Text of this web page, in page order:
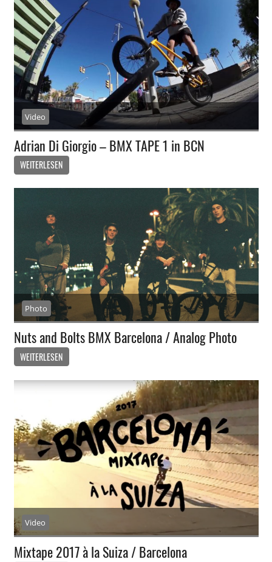
Video
Adrian Di Giorgio – BMX TAPE 1 in BCN
WEITERLESEN
Photo
Nuts and Bolts BMX Barcelona / Analog Photo
WEITERLESEN
Video
Mixtape 2017 à la Suiza / Barcelona